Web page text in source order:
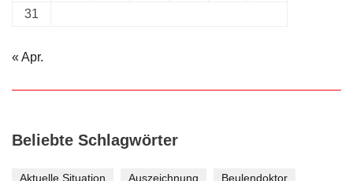
31
« Apr.
Beliebte Schlagwörter
Aktuelle Situation Auszeichnung
Beulendoktor